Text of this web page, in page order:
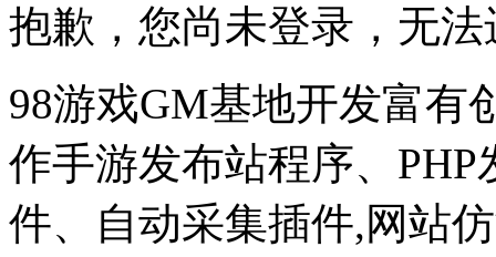
抱歉，您尚未登录，无
98游戏GM基地开发富有
作手游发布站程序、
件、自动采集插件,网站